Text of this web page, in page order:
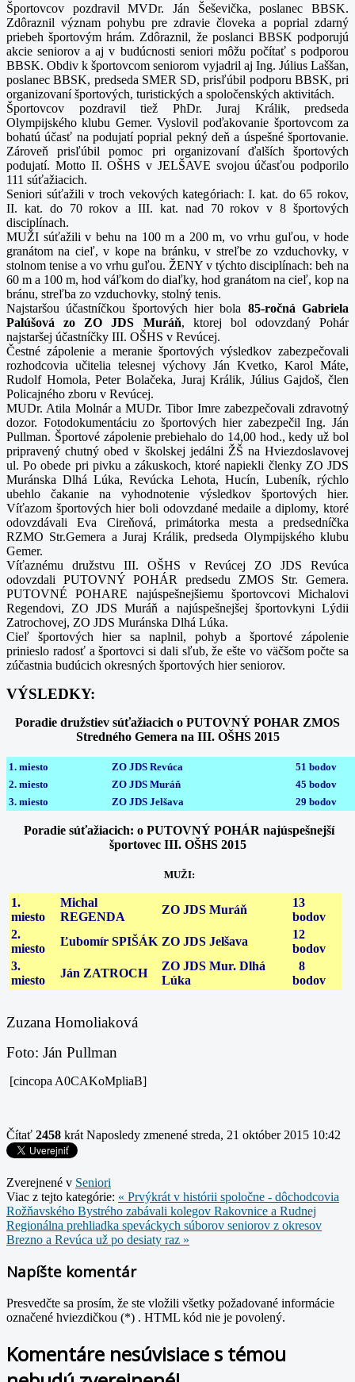
Športovcov pozdravil MVDr. Ján Šeševička, poslanec BBSK.
Zdôraznil význam pohybu pre zdravie človeka a poprial zdarný
priebeh športovým hrám. Zdôraznil, že poslanci BBSK podporujú
akcie seniorov a aj v budúcnosti seniori môžu počítať s podporou
BBSK. Obdiv k športovcom seniorom vyjadril aj Ing. Július Laššan,
poslanec BBSK, predseda SMER SD, prisľúbil podporu BBSK, pri
organizovaní športových, turistických a spoločenských aktivitách.
Športovcov pozdravil tiež PhDr. Juraj Králik, predseda
Olympijského klubu Gemer. Vyslovil poďakovanie športovcom za
bohatú účasť na podujatí poprial pekný deň a úspešné športovanie.
Zároveň prisľúbil pomoc pri organizovaní ďalších športových
podujatí. Motto II. OŠHS v JELŠAVE svojou účasťou podporilo
111 súťažiacich.
Seniori súťažili v troch vekových kategóriach: I. kat. do 65 rokov,
II. kat. do 70 rokov a III. kat. nad 70 rokov v 8 športových
disciplínach.
MUŽI súťažili v behu na 100 m a 200 m, vo vrhu guľou, v hode
granátom na cieľ, v kope na bránku, v streľbe zo vzduchovky, v
stolnom tenise a vo vrhu guľou. ŽENY v týchto disciplínach: beh na
60 m a 100 m, hod váľkom do diaľky, hod granátom na cieľ, kop na
bránu, streľba zo vzduchovky, stolný tenis.
Najstaršou účastníčkou športových hier bola 85-ročná Gabriela
Palúšová zo ZO JDS Muráň, ktorej bol odovzdaný Pohár
najstaršej účastníčky III. OŠHS v Revúcej.
Čestné zápolenie a meranie športových výsledkov zabezpečovali
rozhodcovia učitelia telesnej výchovy Ján Kvetko, Karol Máte,
Rudolf Homola, Peter Bolačeka, Juraj Králik, Július Gajdoš, člen
Policajného zboru v Revúcej.
MUDr. Atila Molnár a MUDr. Tibor Imre zabezpečovali zdravotný
dozor. Fotodokumentáciu zo športových hier zabezpečil Ing. Ján
Pullman. Športové zápolenie prebiehalo do 14,00 hod., kedy už bol
pripravený chutný obed v školskej jedálni ŽŠ na Hviezdoslavovej
ul. Po obede pri pivku a zákuskoch, ktoré napiekli členky ZO JDS
Muránska Dlhá Lúka, Revúcka Lehota, Hucín, Lubeník, rýchlo
ubehlo čakanie na vyhodnotenie výsledkov športových hier.
Víťazom športových hier boli odovzdané medaile a diplomy, ktoré
odovzdávali Eva Cireňová, primátorka mesta a predsedníčka
RZMO Str.Gemera a Juraj Králik, predseda Olympijského klubu
Gemer.
Víťaznému družstvu III. OŠHS v Revúcej ZO JDS Revúca
odovzdali PUTOVNÝ POHÁR predsedu ZMOS Str. Gemera.
PUTOVNÉ POHARE najúspešnejšiemu športovcovi Michalovi
Regendovi, ZO JDS Muráň a najúspešnejšej športovkyni Lýdii
Zatrochovej, ZO JDS Muránska Dlhá Lúka.
Cieľ športových hier sa naplnil, pohyb a športové zápolenie
prinieslo radosť a športovci si dali sľub, že ešte vo väčšom počte sa
zúčastnia budúcich okresných športových hier seniorov.
VÝSLEDKY:
Poradie družstiev súťažiacich o PUTOVNÝ POHAR ZMOS
Stredného Gemera na III. OŠHS 2015
1. miesto ZO JDS Revúca
51 bodov
2. miesto
ZO JDS Muráň
45 bodov
3. miesto
ZO JDS Jelšava 29 bodov
Poradie súťažiacich: o PUTOVNÝ POHÁR najúspešnejší
športovec III. OŠHS 2015
MUŽI:
1.
miesto
Michal
REGENDA
ZO JDS Muráň
13
bodov
2.
miesto
Ľubomír SPIŠÁK ZO JDS Jelšava
12
bodov
3.
miesto
Ján ZATROCH
ZO JDS Mur. Dlhá
Lúka
8
bodov
Zuzana Homoliaková
Foto: Ján Pullman
[cincopa A0CAKoMpliaB]
Čítať 2458 krát Naposledy zmenené streda, 21 október 2015 10:42
Zverejnené v Seniori
Viac z tejto kategórie: « Prvýkrát v histórii spoločne - dôchodcovia
Rožňavského Bystrého zabávali kolegov Rakovnice a Rudnej
Regionálna prehliadka speváckych súborov seniorov z okresov
Brezno a Revúca už po desiaty raz »
Napíšte komentár
Presvedčte sa prosím, že ste vložili všetky požadované informácie
označené hviezdičkou (*) . HTML kód nie je povolený.
Komentáre nesúvisiace s témou